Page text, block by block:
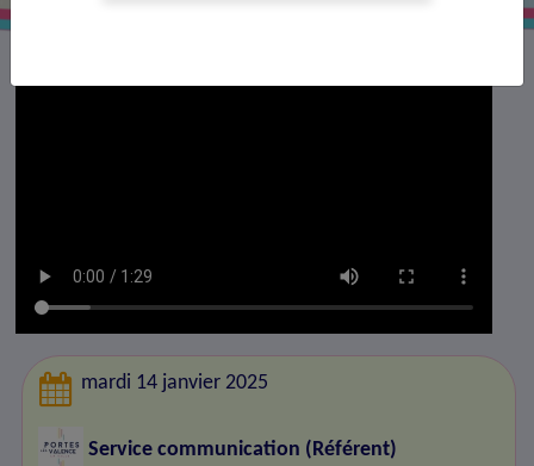
mardi 14 janvier 2025
Service communication (Référent)